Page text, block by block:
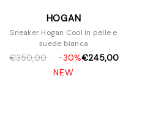
HOGAN
Sneaker Hogan Cool in pelle e
suede bianca
€350,00 -30%€245,00
NEW